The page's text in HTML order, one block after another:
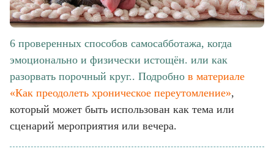
6 проверенных способов самосабботажа, когда
эмоционально и физически истощён. или как
разорвать порочный круг.. Подробно в материале
«Как преодолеть хроническое переутомление»,
который может быть использован как тема или
сценарий мероприятия или вечера.